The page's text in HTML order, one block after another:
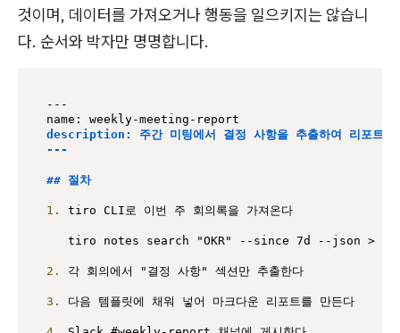
것이며, 데이터를 가져오거나 행동을 일으키지는 않습니
다. 순서와 박자만 명명합니다.
---
description: 주간 미팅에서 결정 사항을 추출하여 리포트로
---
## 절차
1. tiro CLI로 이번 주 회의록을 가져온다
tiro notes search "OKR" --since 7d --json >
2. 각 회의에서 "결정 사항" 섹션만 추출한다
3. 다음 템플릿에 채워 넣어 마크다운 리포트를 만든다